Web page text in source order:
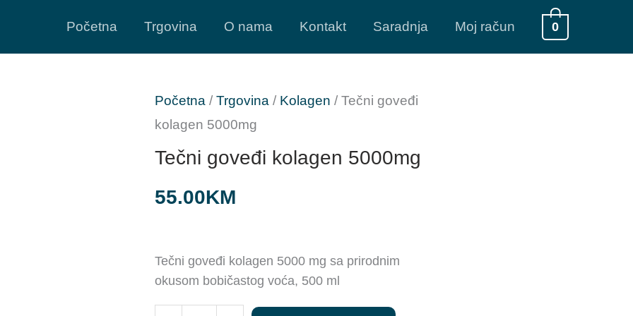
Početna Trgovina O nama Kontakt Saradnja Moj račun 0
Početna / Trgovina / Kolagen / Tečni goveđi
kolagen 5000mg
Tečni goveđi kolagen 5000mg
55.00KM
Tečni goveđi kolagen 5000 mg sa prirodnim
okusom bobičastog voća, 500 ml